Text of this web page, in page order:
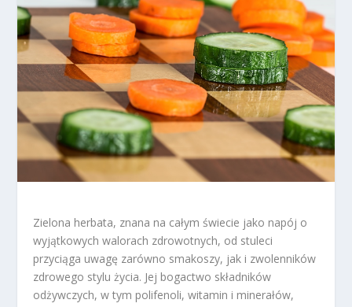
Zielona herbata, znana na całym świecie jako napój o
wyjątkowych walorach zdrowotnych, od stuleci
przyciąga uwagę zarówno smakoszy, jak i zwolenników
zdrowego stylu życia. Jej bogactwo składników
odżywczych, w tym polifenoli, witamin i minerałów,